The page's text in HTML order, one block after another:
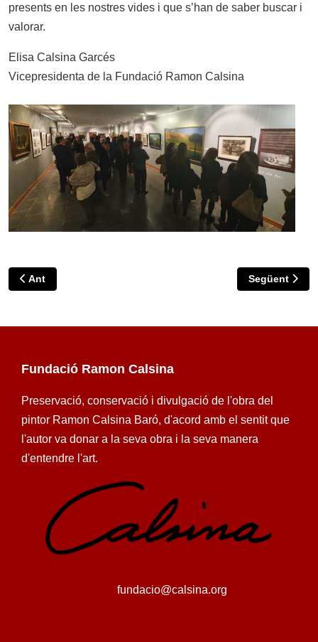
presents en les nostres vides i que s’han de saber buscar i
valorar.
Elisa Calsina Garcés
Vicepresidenta de la Fundació Ramon Calsina
Article anterior: EXPOSICIÓ Art Petritxol
Ant Article
Següent
Fundació Ramon Calsina
Preservació, conservació i divulgació de l'obra del
pintor Ramon Calsina Baró, d'acord amb el sentit que
l'autor va donar a la seva obra i la seva manera
d'entendre l'art.
fundacio@calsina.org